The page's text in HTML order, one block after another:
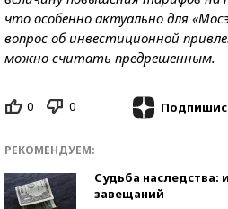
что особенно актуально для
вопрос об инвестиционной
можно считать предрешенным.
0 0
РЕКОМЕНДУЕМ:
Судьба наследства:
завещаний